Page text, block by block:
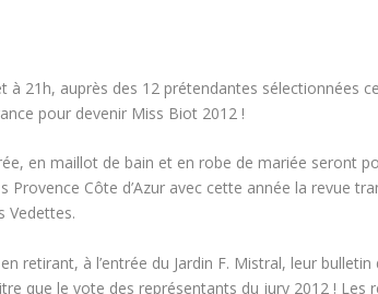
à 21h, auprès des 12 prétendantes sélectionnées
pour devenir Miss Biot 2012 !
en maillot de bain et en robe de mariée seront
Côte d’Azur avec cette année la revue
Vedettes.
retirant, à l’entrée du Jardin F. Mistral, leur bulletin
que le vote des représentants du jury 2012 ! Les